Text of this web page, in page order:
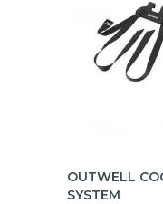
OUTWELL
SYSTEM